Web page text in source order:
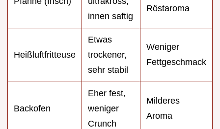
innen saftig
Röstaroma
Heißluftfritteuse
Etwas
trockener,
sehr stabil
Weniger
Fettgeschmack
Backofen
Eher fest,
weniger
Crunch
Milderes
Aroma